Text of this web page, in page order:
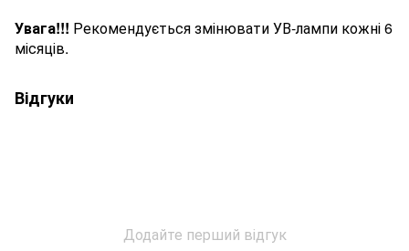
Увага!!! Рекомендується змінювати УВ-лампи кожні 6
місяців.
Відгуки
Додайте перший відгук